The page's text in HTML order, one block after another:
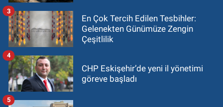
En Çok Tercih Edilen Tesbihler:
Gelenekten Günümüze Zengin
Çeşitlilik
3
CHP Eskişehir’de yeni il yönetimi
göreve başladı
4
5